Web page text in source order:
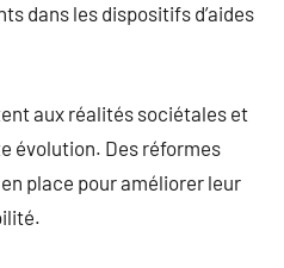
dans les dispositifs d’aides
aux réalités sociétales et
évolution. Des réformes
place pour améliorer leur